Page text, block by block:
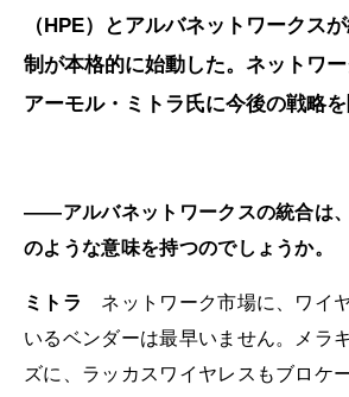
（HPE）とアルバネットワークス
制が本格的に始動した。ネットワ
アーモル・ミトラ氏に今後の戦略を
――アルバネットワークスの統合は
のような意味を持つのでしょうか。
ミトラ
ネットワーク市場に、ワイ
いるベンダーは最早いません。メラ
ズに、ラッカスワイヤレスもブロケ